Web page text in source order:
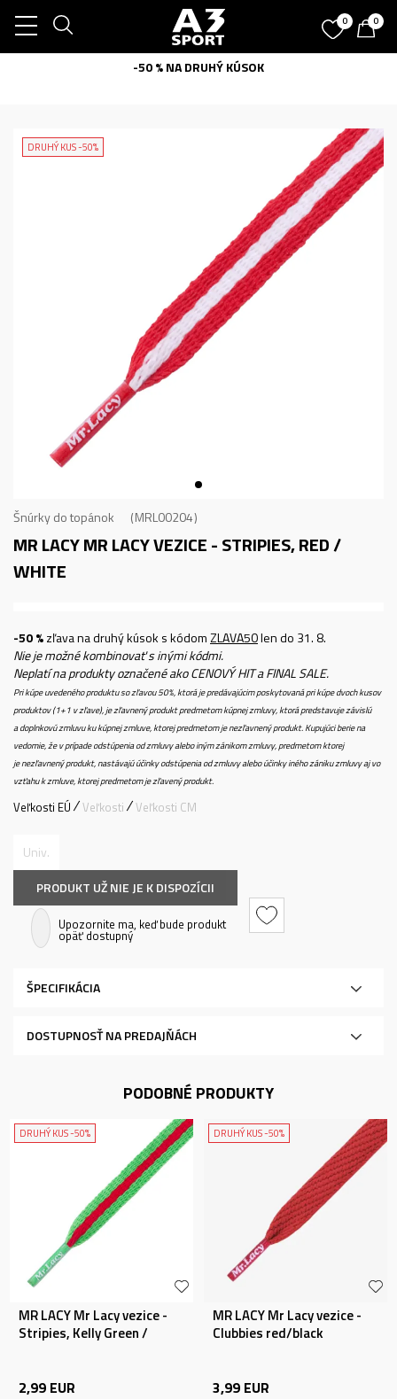
0 0
-50 % NA DRUHÝ KÚSOK
DRUHÝ KUS -50%
Šnúrky do topánok MRL00204
MR LACY MR LACY VEZICE - STRIPIES, RED /
WHITE
-50 %zľava na druhý kúsok s kódomZLAVA50len do 31. 8.
Nie je možné kombinovať s inými kódmi.
Neplatí na produkty označené ako CENOVÝ HIT a FINAL SALE.
Pri kúpe uvedeného produktu so zľavou 50%, ktorá je predávajúcim poskytovaná pri kúpe dvoch kusov
produktov (1+1 v zľave), je zľavnený produkt predmetom kúpnej zmluvy, ktorá predstavuje závislú
a doplnkovú zmluvu ku kúpnej zmluve, ktorej predmetom je nezľavnený produkt. Kupujúci berie na
vedomie, že v prípade odstúpenia od zmluvy alebo iným zánikom zmluvy, predmetom ktorej
je nezľavnený produkt, nastávajú účinky odstúpenia od zmluvy alebo účinky iného zániku zmluvy aj vo
vzťahu k zmluve, ktorej predmetom je zľavený produkt.
Veľkosti EÚ Veľkosti Veľkosti CM
Univ.
PRODUKT UŽ NIE JE K DISPOZÍCII
Upozornite ma, keď bude produkt
opäť dostupný
ŠPECIFIKÁCIA
DOSTUPNOSŤ NA PREDAJŇÁCH
PODOBNÉ PRODUKTY
DRUHÝ KUS -50%
MR LACY Mr Lacy vezice -
Stripies, Kelly Green /
2,99 EUR
DRUHÝ KUS -50%
MR LACY Mr Lacy vezice -
Clubbies red/black
3,99 EUR